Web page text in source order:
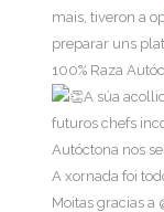
mais, tiveron a
preparar uns
100% Raza
A súa
futuros chefs
Autóctona nos
A xornada foi
Moitas gracias a